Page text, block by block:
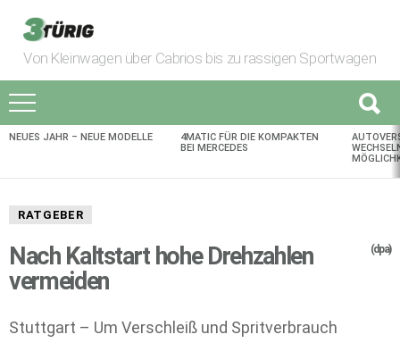
Von Kleinwagen über Cabrios bis zu rassigen Sportwagen
AKTUELLES
NEUES JAHR – NEUE MODELLE
4MATIC FÜR DIE KOMPAKTEN
BEI MERCEDES
RATGEBER
Nach Kaltstart hohe Drehzahlen
vermeiden
(dpa)
Stuttgart – Um Verschleiß und Spritverbrauch